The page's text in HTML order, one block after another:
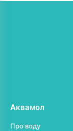
Аквамол
Про воду